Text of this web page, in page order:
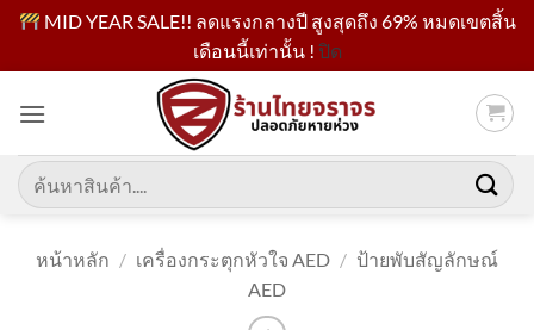
MID YEAR SALE!! ลดแรงกลางปี สูงสุดถึง 69% หมดเขตสิ้น
เดือนนี้เท่านั้น ! ปิด
เนื้อหา
ค้นหา:
หน้าหลัก / เครื่องกระตุกหัวใจ AED / ป้ายพับสัญลักษณ์
AED